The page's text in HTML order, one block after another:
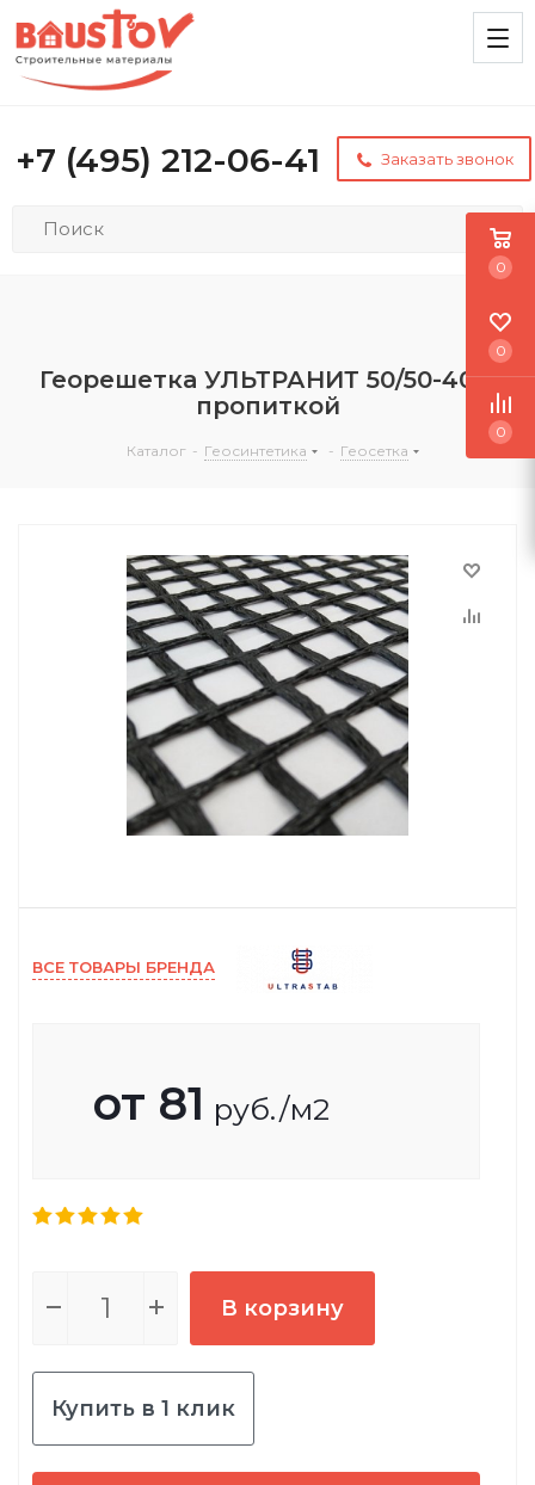
+7 (495) 212-06-41 Заказать звонок
Георешетка УЛЬТРАНИТ 50/50-40 с
пропиткой
Каталог - Геосинтетика - Геосетка
ВСЕ ТОВАРЫ БРЕНДА
от 81 руб./м2
В корзину
Купить в 1 клик
0
0
0